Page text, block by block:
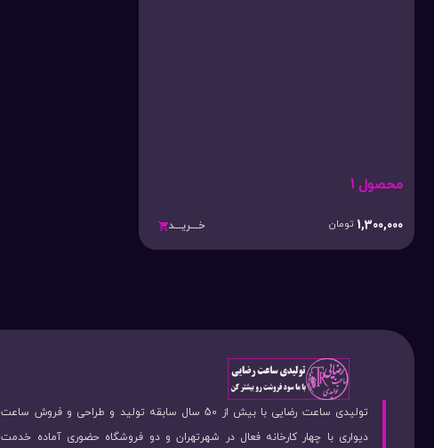
محصول 1
1,300,000 تومان خـــریـــد
تولیدی ساعت رضایی با بیش از 50 سال سابقه تولید و طراحی و فروش ساعت
دیواری با چهار کارخانه فعال در شهرتهران و دو فروشگاه حضوری آماده خدمت